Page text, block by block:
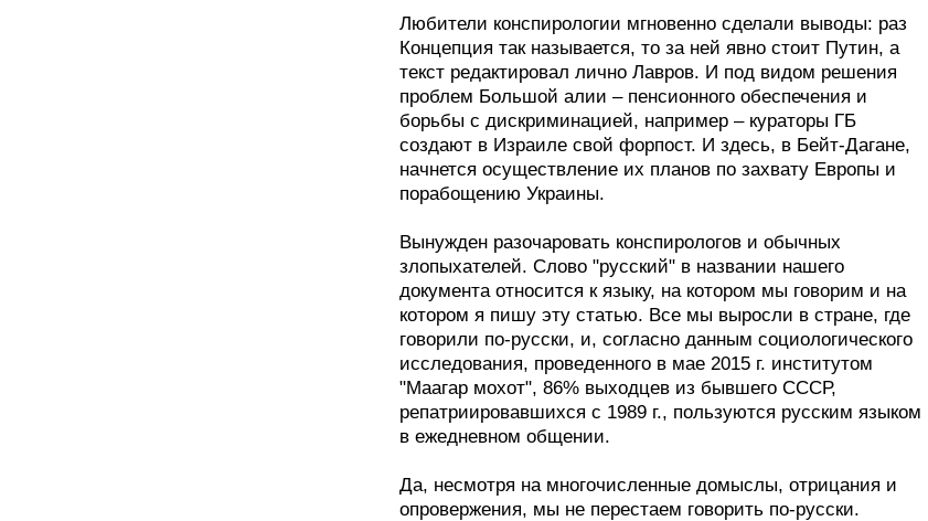
Любители конспирологии мгновенно сделали выводы: раз
Концепция так называется, то за ней явно стоит Путин, а
текст редактировал лично Лавров. И под видом решения
проблем Большой алии – пенсионного обеспечения и
борьбы с дискриминацией, например – кураторы ГБ
создают в Израиле свой форпост. И здесь, в Бейт-Дагане,
начнется осуществление их планов по захвату Европы и
порабощению Украины.
Вынужден разочаровать конспирологов и обычных
злопыхателей. Слово "русский" в названии нашего
документа относится к языку, на котором мы говорим и на
котором я пишу эту статью. Все мы выросли в стране, где
говорили по-русски, и, согласно данным социологического
исследования, проведенного в мае 2015 г. институтом
"Маагар мохот", 86% выходцев из бывшего СССР,
репатриировавшихся с 1989 г., пользуются русским языком
в ежедневном общении.
Да, несмотря на многочисленные домыслы, отрицания и
опровержения, мы не перестаем говорить по-русски.